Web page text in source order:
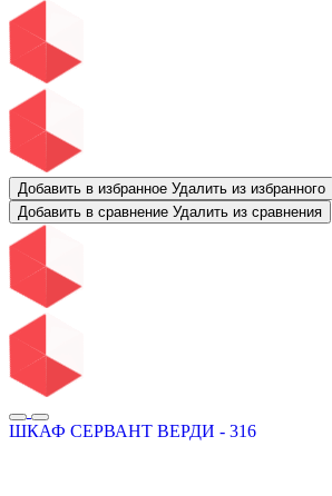
Добавить в избранное Удалить из избранного
Добавить в сравнение Удалить из сравнения
ШКАФ СЕРВАНТ ВЕРДИ - 316